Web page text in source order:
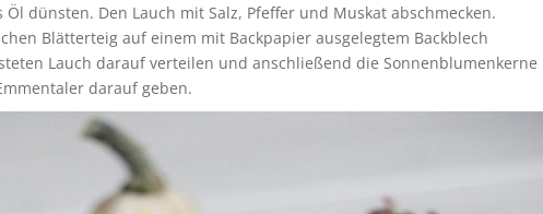
dünsten. Den Lauch mit Salz, Pfeffer und Muskat abschmecken.
Blätterteig auf einem mit Backpapier ausgelegtem Backblech
Lauch darauf verteilen und anschließend die Sonnenblumenkerne
darauf geben.